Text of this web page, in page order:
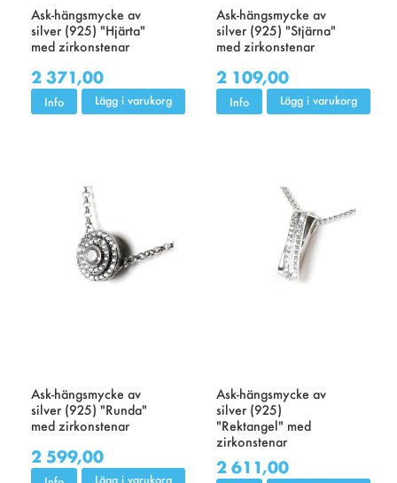
Ask-hängsmycke av
silver (925) "Hjärta"
med zirkonstenar
2 371,00
Info Lägg i varukorg
Ask-hängsmycke av
silver (925) "Stjärna"
med zirkonstenar
2 109,00
Info Lägg i varukorg
Ask-hängsmycke av
silver (925) "Runda"
med zirkonstenar
2 599,00
Lägg i varukorg
Ask-hängsmycke av
silver (925)
"Rektangel" med
zirkonstenar
2 611,00